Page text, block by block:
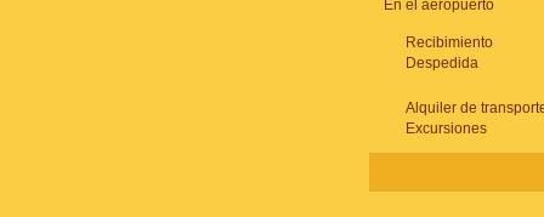
En el aeropuerto
Recibimiento
Despedida
Alquiler de
Excursiones